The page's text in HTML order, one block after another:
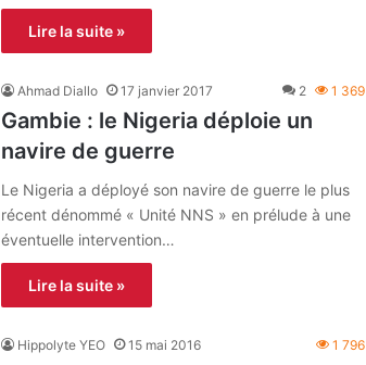
Lire la suite »
Ahmad Diallo 17 janvier 2017 2 1 369
Gambie : le Nigeria déploie un
navire de guerre
Le Nigeria a déployé son navire de guerre le plus
récent dénommé « Unité NNS » en prélude à une
éventuelle intervention…
Lire la suite »
Hippolyte YEO 15 mai 2016 1 796